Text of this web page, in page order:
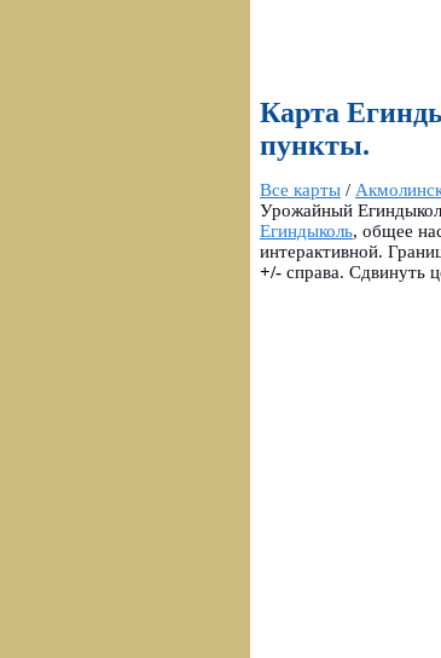
Карта
пункты.
Все карты /
Урожайный
Егиндыколь, общее
интерактивной.
+/- справа. Сдвинуть